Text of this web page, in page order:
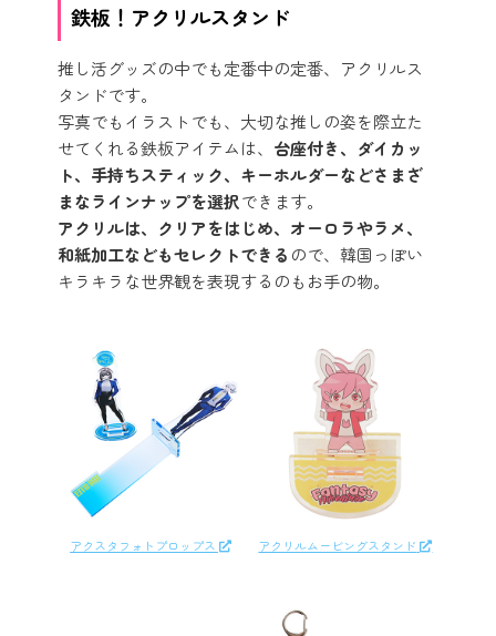
鉄板！アクリルスタンド
推し活グッズの中でも定番中の定番、アクリルス
タンドです。
写真でもイラストでも、大切な推しの姿を際立た
せてくれる鉄板アイテムは、 台座付き、ダイカッ
ト、手持ちスティック、キーホルダーなどさまざ
まなラインナップを選択できます。
アクリルは、クリアをはじめ、オーロラやラメ、
和紙加工などもセレクトできる ので、韓国っぽい
キラキラな世界観を表現するのもお手の物。
アクスタフォトプロップス アクリルムービングスタンド